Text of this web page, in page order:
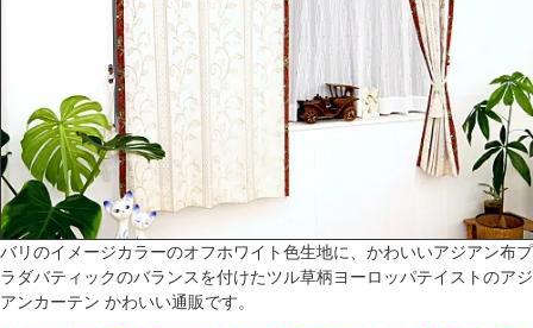
バリのイメージカラーのオフホワイト色生地に、かわいいアジアン布プ
ラダバティックのバランスを付けたツル草柄ヨーロッパテイストのアジ
アンカーテン かわいい通販です。